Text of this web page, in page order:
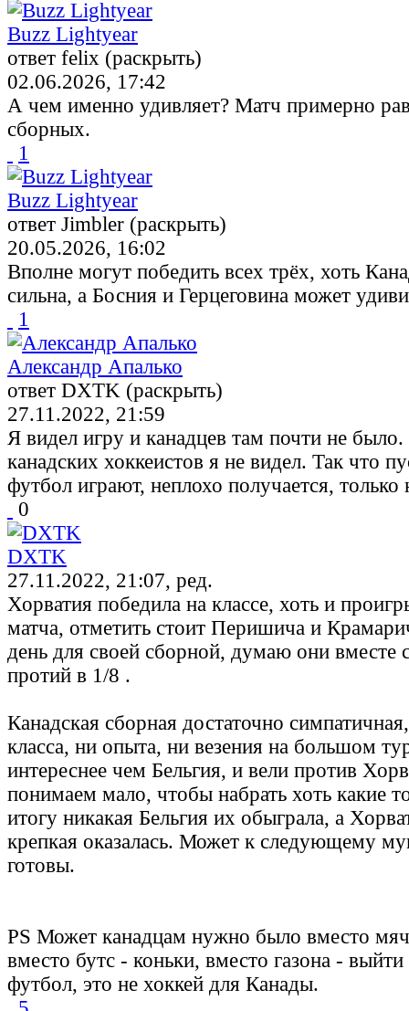
Buzz Lightyear
ответ felix (раскрыть)
02.06.2026, 17:42
А чем именно удивляет? Матч примерно
сборных.
1
Buzz Lightyear
ответ Jimbler (раскрыть)
20.05.2026, 16:02
Вполне могут победить всех трёх, хоть
сильна, а Босния и Герцеговина может
1
Александр Апалько
ответ DXTK (раскрыть)
27.11.2022, 21:59
Я видел игру и канадцев там почти не
канадских хоккеистов я не видел. Так что
футбол играют, неплохо получается,
0
DXTK
27.11.2022, 21:07, ред.
Хорватия победила на классе, хоть и
матча, отметить стоит Перишича и
день для своей сборной, думаю они
протий в 1/8 .
Канадская сборная достаточно
класса, ни опыта, ни везения на большом
интереснее чем Бельгия, и вели против
понимаем мало, чтобы набрать хоть какие
итогу никакая Бельгия их обыграла, а
крепкая оказалась. Может к следующему
готовы.
PS Может канадцам нужно было вместо
вместо бутс - коньки, вместо газона -
футбол, это не хоккей для Канады.